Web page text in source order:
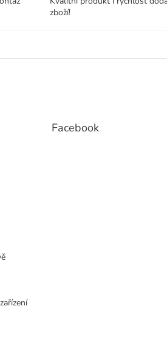
zboží!
Facebook